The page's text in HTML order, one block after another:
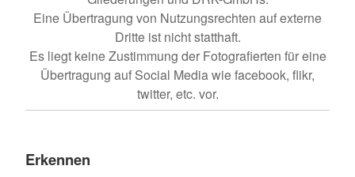
Eine Übertragung von Nutzungsrechten auf externe
Dritte ist nicht statthaft.
Es liegt keine Zustimmung der Fotografierten für eine
Übertragung auf Social Media wie facebook, flikr,
twitter, etc. vor.
Erkennen